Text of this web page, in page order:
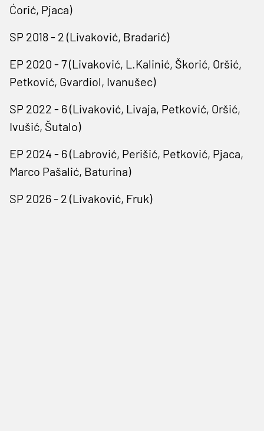
Ćorić, Pjaca)
SP 2018 - 2 (Livaković, Bradarić)
EP 2020 - 7 (Livaković, L.Kalinić, Škorić, Oršić,
Petković, Gvardiol, Ivanušec)
SP 2022 - 6 (Livaković, Livaja, Petković, Oršić,
Ivušić, Šutalo)
EP 2024 - 6 (Labrović, Perišić, Petković, Pjaca,
Marco Pašalić, Baturina)
SP 2026 - 2 (Livaković, Fruk)